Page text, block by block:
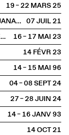
19 – 22 MARS2025
OLIVIA CSIKY TRNKA, NOÉ CAUDERAY ET JANA TRNKA 07 JUIL2021
MORE THAN PLANET : OCEAN-SPACE-OCEAN EDITION
16 – 17 MAI2023
14 FÉVR2023
14 – 15 MAI1996
04 – 08 SEPT2024
27 – 28 JUIN2024
14 – 16 JANV1993
14 OCT2021